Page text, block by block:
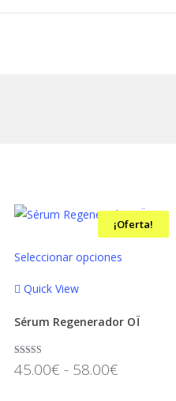
¡Oferta!
Seleccionar opciones
producto
variantes.
Quick View
Sérum Regenerador OÏ
Valorado con
5.00
45.00€ - 58.00€Rango
¡Oferta!